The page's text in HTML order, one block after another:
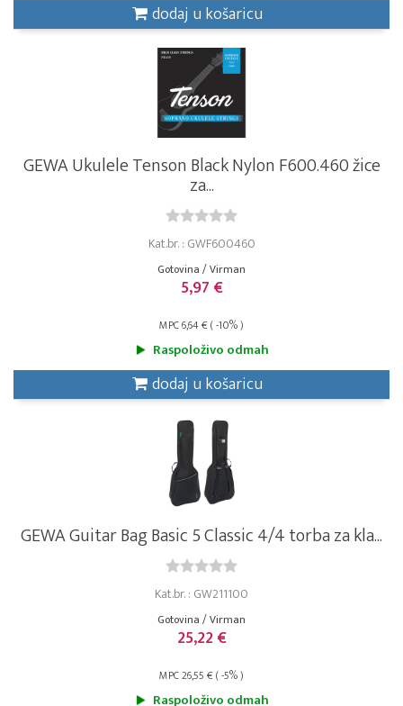
dodaj u košaricu
GEWA Ukulele Tenson Black Nylon F600.460 žice
za...
Kat.br. : GWF600460
Gotovina / Virman
5,97 €
MPC 6,64 € ( -10% )
Raspoloživo odmah
dodaj u košaricu
GEWA Guitar Bag Basic 5 Classic 4/4 torba za kla...
Kat.br. : GW211100
Gotovina / Virman
25,22 €
MPC 26,55 € ( -5% )
Raspoloživo odmah